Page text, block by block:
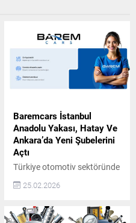
Baremcars İstanbul
Anadolu Yakası, Hatay Ve
Ankara’da Yeni Şubelerini
Açtı
Türkiye otomotiv sektöründe
sürdürülebilir hizmet
BaremCars, büyüme
25.02.2026